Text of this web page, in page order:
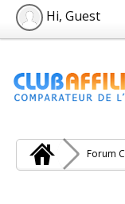
Hi, Guest
Forum